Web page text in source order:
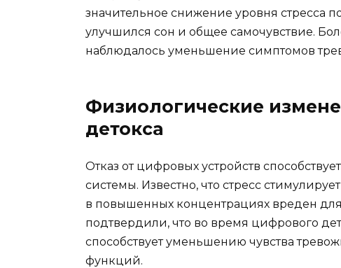
значительное снижение уровня стресса
улучшился сон и общее самочувствие.
наблюдалось уменьшение симптомов
Физиологические
детокса
Отказ от цифровых устройств
системы. Известно, что стресс
в повышенных концентрациях вреден
подтвердили, что во время цифрового
способствует уменьшению чувства
функций.